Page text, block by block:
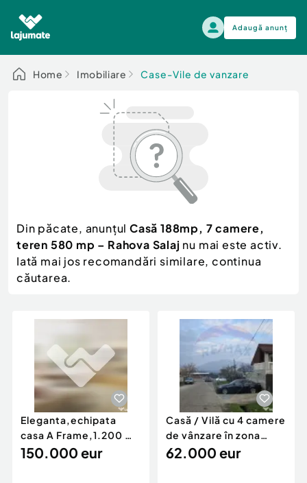
Adaugă anunț
Alege categoria
Auto, moto si ambarcatiuni
Electronice si electrocasnice
Mama si copilul
Moda si frumusete
Sport, timp liber, arta
Animale de companie
Afaceri și echipamente profesionale
Inchiriere Bunuri si Vehicule
Auto, moto si ambarcatiuni
Scutere - ATV - UTV
Autoutilitare
Ambarcatiuni
Camioane - Rulote - Remorci
Utilaje agricole si industriale
Piese auto si accesorii
Dacia Duster
Home Imobiliare Case-Vile de vanzare
Din păcate, anunțul Casă 188mp, 7 camere,
teren 580 mp – Rahova Salaj nu mai este activ.
Iată mai jos recomandări similare, continua
căutarea.
Eleganta,echipata
casa A Frame,1.200 mp
teren,deschidere Pia
150.000 eur
Casă / Vilă cu 4 camere
de vânzare în zona
Periferie
62.000 eur